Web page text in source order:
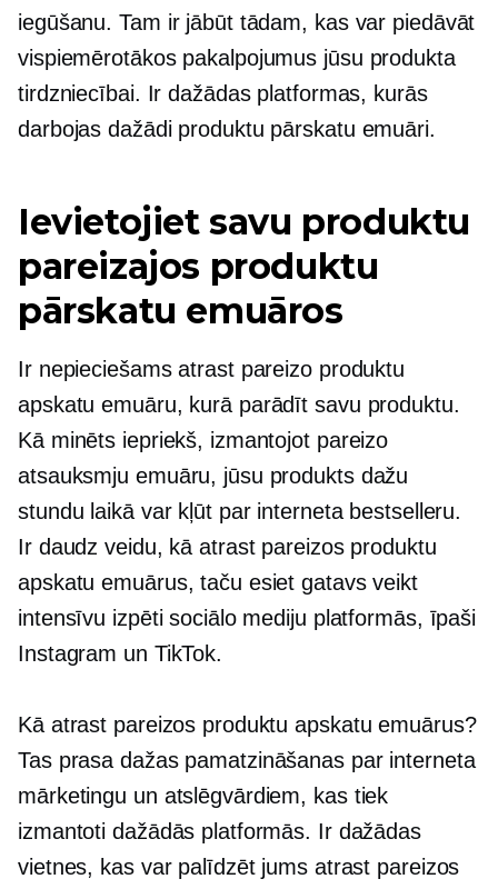
iegūšanu. Tam ir jābūt tādam, kas var piedāvāt
vispiemērotākos pakalpojumus jūsu produkta
tirdzniecībai. Ir dažādas platformas, kurās
darbojas dažādi produktu pārskatu emuāri.
Ievietojiet savu produktu
pareizajos produktu
pārskatu emuāros
Ir nepieciešams atrast pareizo produktu
apskatu emuāru, kurā parādīt savu produktu.
Kā minēts iepriekš, izmantojot pareizo
atsauksmju emuāru, jūsu produkts dažu
stundu laikā var kļūt par interneta bestselleru.
Ir daudz veidu, kā atrast pareizos produktu
apskatu emuārus, taču esiet gatavs veikt
intensīvu izpēti sociālo mediju platformās, īpaši
Instagram un TikTok.
Kā atrast pareizos produktu apskatu emuārus?
Tas prasa dažas pamatzināšanas par interneta
mārketingu un atslēgvārdiem, kas tiek
izmantoti dažādās platformās. Ir dažādas
vietnes, kas var palīdzēt jums atrast pareizos